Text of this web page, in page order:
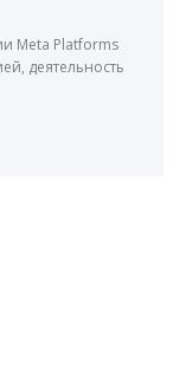
Meta Platforms
деятельность